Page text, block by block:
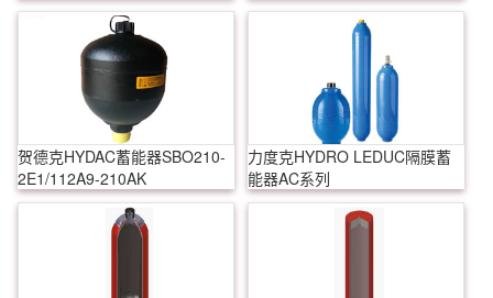
贺德克HYDAC蓄能器SBO210-
2E1/112A9-210AK
力度克HYDRO LEDUC隔膜蓄
能器AC系列